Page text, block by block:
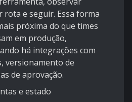
e seguir. Essa forma
próxima do que times
em produção,
há integrações com
versionamento de
de aprovação.
e estado